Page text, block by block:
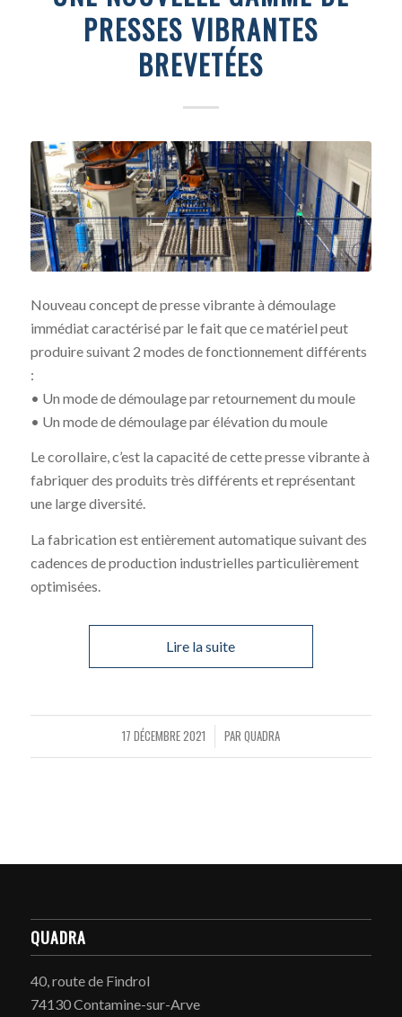
PRESSES VIBRANTES
BREVETÉES
Nouveau concept de presse vibrante à démoulage
immédiat caractérisé par le fait que ce matériel peut
produire suivant 2 modes de fonctionnement différents
:
• Un mode de démoulage par retournement du moule
• Un mode de démoulage par élévation du moule
Le corollaire, c’est la capacité de cette presse vibrante à
fabriquer des produits très différents et représentant
une large diversité.
La fabrication est entièrement automatique suivant des
cadences de production industrielles particulièrement
optimisées.
Lire la suite
17 DÉCEMBRE 2021
/ PAR QUADRA
QUADRA
40, route de Findrol
74130 Contamine-sur-Arve